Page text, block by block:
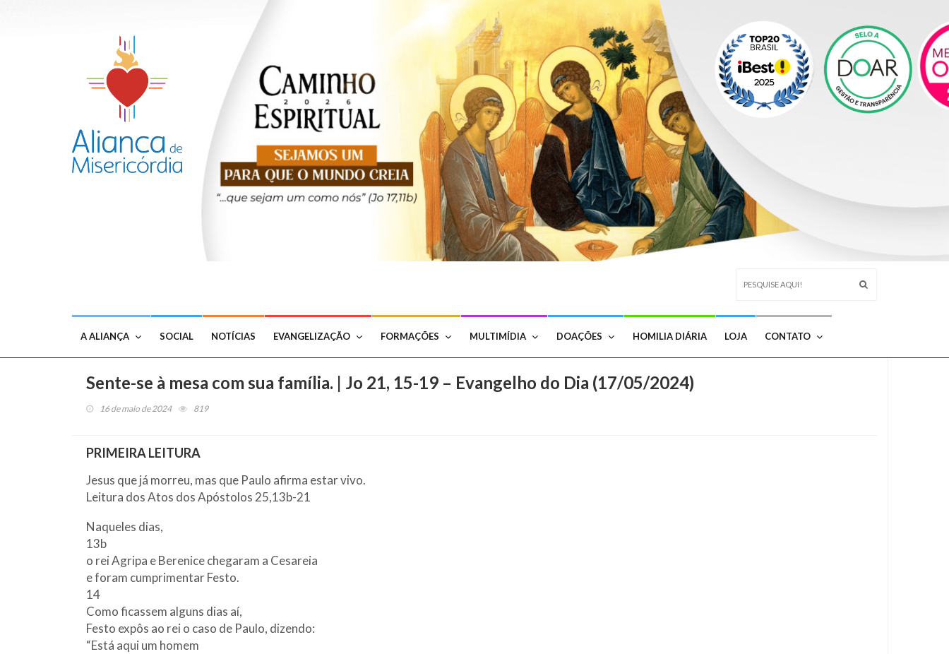
A ALIANÇA SOCIAL NOTÍCIAS EVANGELIZAÇÃO FORMAÇÕES MULTIMÍDIA DOAÇÕES HOMILIA DIÁRIA LOJA CONTATO
Sente-se à mesa com sua família. | Jo 21, 15-19 – Evangelho do Dia (17/05/2024)
16 de maio de 2024 819
PRIMEIRA LEITURA
Jesus que já morreu, mas que Paulo afirma estar vivo.
Leitura dos Atos dos Apóstolos 25,13b-21
Naqueles dias,
13b
o rei Agripa e Berenice chegaram a Cesareia
e foram cumprimentar Festo.
14
Como ficassem alguns dias aí,
Festo expôs ao rei o caso de Paulo, dizendo:
“Está aqui um homem